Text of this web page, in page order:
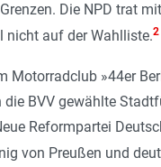
Die NPD trat
nicht auf der Wahlliste.2
»44er
BVV gewählte
Reformpartei
von Preußen und